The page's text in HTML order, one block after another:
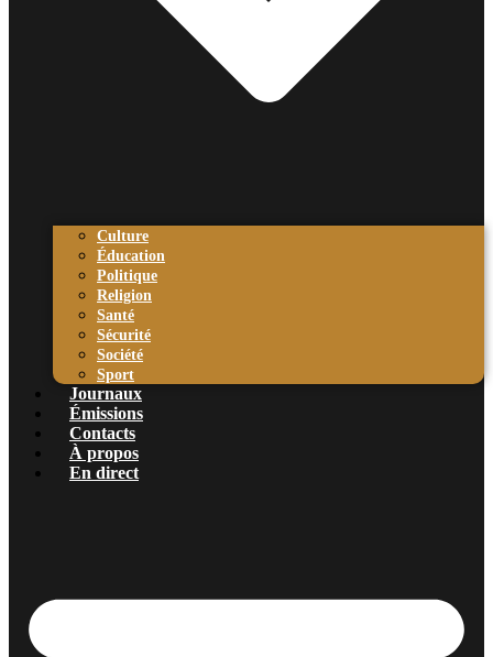
Culture
Éducation
Politique
Religion
Santé
Sécurité
Société
Sport
Journaux
Émissions
Contacts
À propos
En direct